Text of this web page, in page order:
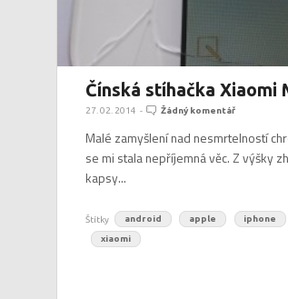
Čínská stíhačka Xiaomi
27. 02. 2014 - Žádný komentář
Malé zamyšlení nad nesmrtelností
se mi stala nepříjemná věc. Z výšky
kapsy...
Štítky android apple iphone
xiaomi